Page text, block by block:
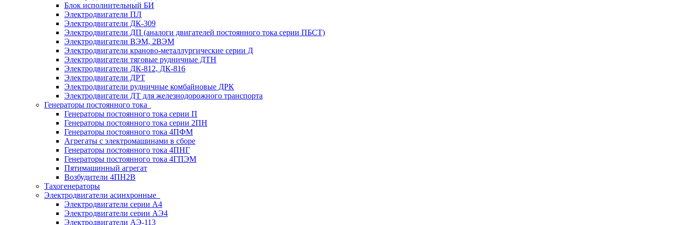
Блок исполнительный БИ
Электродвигатели ПЛ
Электродвигатели ДК-309
Электродвигатели ДП (аналоги двигателей постоянного тока серии ПБСТ)
Электродвигатели ВЭМ, 2ВЭМ
Электродвигатели краново-металлургические серии Д
Электродвигатели тяговые рудничные ДТН
Электродвигатели ДК-812, ДК-816
Электродвигатели ДРТ
Электродвигатели рудничные комбайновые ДРК
Электродвигатели ДТ для железнодорожного транспорта
Генераторы постоянного тока
Генераторы постоянного тока серии П
Генераторы постоянного тока серии 2ПН
Генераторы постоянного тока 4ПФМ
Агрегаты с электромашинами в сборе
Генераторы постоянного тока 4ПНГ
Генераторы постоянного тока 4ГПЭМ
Пятимашинный агрегат
Возбудители 4ПН2В
Тахогенераторы
Электродвигатели асинхронные
Электродвигатели серии А4
Электродвигатели серии АЭ4
Электродвигатели АЭ-113